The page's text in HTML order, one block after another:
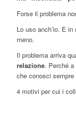
Forse il problema
Lo uso anch’io. E
meno.
Il problema arriva
relazione. Perché a
che conosci sempre
4 motivi per cui i